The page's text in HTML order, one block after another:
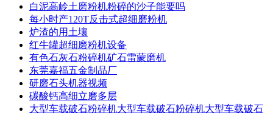
白泥高岭土磨粉机粉碎的沙子能要吗
每小时产120T反击式超细磨粉机
炉渣的用土壤
红牛罐超细磨粉机设备
有色石灰石粉碎机矿石雷蒙磨机
东莞嘉福五金制品厂
研磨石头机器视频
碳酸钙高细立磨多层
大型车载破石粉碎机大型车载破石粉碎机大型车载破石